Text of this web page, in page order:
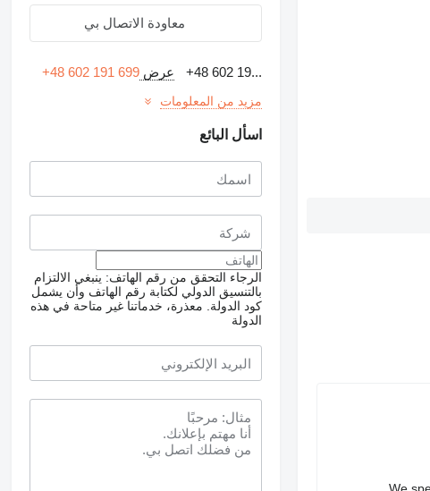
معاودة الاتصال بي
+48 602 19... عرض+48 602 191 699
مزيد من المعلومات
اسأل البائع
الرجاء التحقق من رقم الهاتف: ينبغي الالتزام
بالتنسيق الدولي لكتابة رقم الهاتف وأن يشمل
كود الدولة.
معذرة، خدماتنا غير متاحة في هذه
الدولة